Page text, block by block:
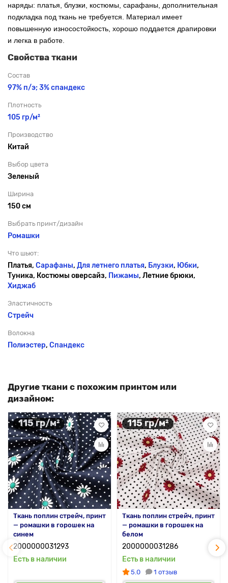
наряды: платья, блузки, костюмы, сарафаны, дополнительная
подкладка под ткань не требуется. Материал имеет
повышенную износостойкость, хорошо поддается драпировки
и легка в работе.
Свойства ткани
Состав
97% п/э; 3% спандекс
Плотность
105 гр/м²
Производство
Китай
Выбор цвета
Зеленый
Ширина
150 см
Выбрать принт/дизайн
Ромашки
Что шьют:
Платья, Сарафаны, Для летнего платья, Блузки, Юбки,
Туника, Костюмы оверсайз, Пижамы, Летние брюки,
Хиджаб
Эластичность
Стрейч
Волокна
Полиэстер, Спандекс
Другие ткани с похожим принтом или
дизайном:
115 гр/м²
Ткань поплин стрейч, принт
— ромашки в горошек на
синем
2000000031293
Есть в наличии
115 гр/м²
Ткань поплин стрейч, принт
— ромашки в горошек на
белом
2000000031286
Есть в наличии
5.0 1 отзыв